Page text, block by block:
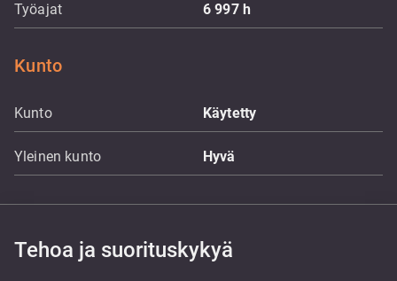
Työajat 6 997 h
Kunto
Kunto Käytetty
Yleinen kunto Hyvä
Tehoa ja suorituskykyä